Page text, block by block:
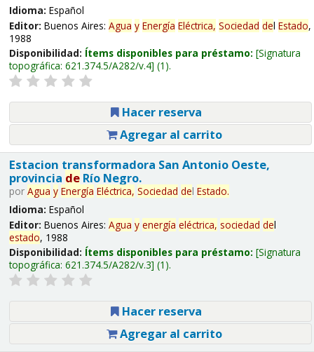
Idioma: Español
Editor: Buenos Aires: Agua y Energía Eléctrica, Sociedad del Estado,
1988
Disponibilidad: Ítems disponibles para préstamo: Signatura
topográfica: 621.374.5/A282/v.4 (1).
Hacer reserva
Agregar al carrito
Estacion transformadora San Antonio Oeste,
provincia deRío Negro.
por Agua y Energía Eléctrica, Sociedad del Estado.
Idioma: Español
Editor: Buenos Aires: Agua y energía eléctrica, sociedad del
estado, 1988
Disponibilidad: Ítems disponibles para préstamo: Signatura
topográfica: 621.374.5/A282/v.3 (1).
Hacer reserva
Agregar al carrito